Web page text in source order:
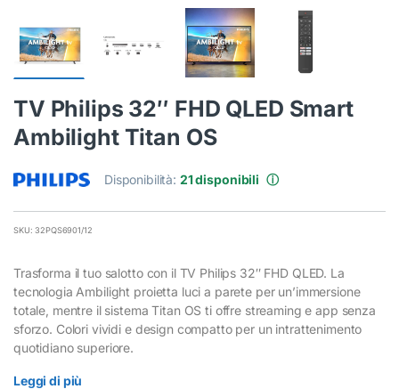
TV Philips 32″ FHD QLED Smart
Ambilight Titan OS
Disponibilità: 21 disponibili ⓘ
SKU: 32PQS6901/12
Trasforma il tuo salotto con il TV Philips 32″ FHD QLED. La
tecnologia Ambilight proietta luci a parete per un’immersione
totale, mentre il sistema Titan OS ti offre streaming e app senza
sforzo. Colori vividi e design compatto per un intrattenimento
quotidiano superiore.
Leggi di più